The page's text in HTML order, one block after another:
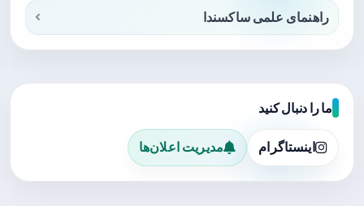
راهنمای علمی ساکسندا
ما را دنبال کنید
اینستاگرام مدیریت اعلان‌ها